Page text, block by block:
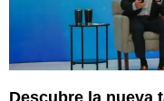
Descubre la nueva